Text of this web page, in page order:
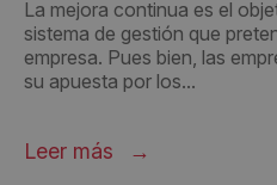
La mejora continua es el
sistema de gestión que
empresa. Pues bien, las
su apuesta por los...
Leer más